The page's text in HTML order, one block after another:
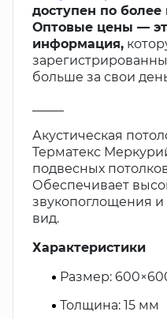
доступен по
Оптовые цены —
информация,
больше за свои
Акустическая
Терматекс
подвесных
Обеспечивает
звукопоглощения
вид.
Характеристики
Размер:
Толщина: 15 мм